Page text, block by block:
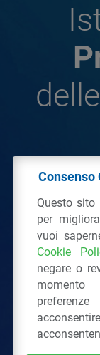
delle
Via
Tutti i
Consenso
Questo sito
per
vuoi
Cookie
negare o